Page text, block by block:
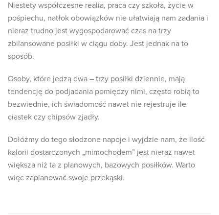
Niestety współczesne realia, praca czy szkoła, życie w
pośpiechu, natłok obowiązków nie ułatwiają nam zadania i
nieraz trudno jest wygospodarować czas na trzy
zbilansowane posiłki w ciągu doby. Jest jednak na to
sposób.
Osoby, które jedzą dwa – trzy posiłki dziennie, mają
tendencję do podjadania pomiędzy nimi, często robią to
bezwiednie, ich świadomość nawet nie rejestruje ile
ciastek czy chipsów zjadły.
Dołóżmy do tego słodzone napoje i wyjdzie nam, że ilość
kalorii dostarczonych „mimochodem” jest nieraz nawet
większa niż ta z planowych, bazowych posiłków. Warto
więc zaplanować swoje przekąski.